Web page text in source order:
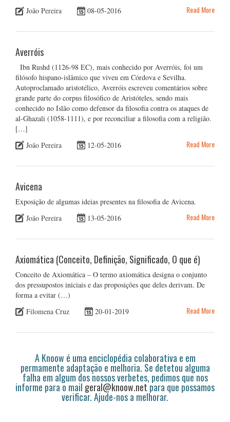
João Pereira
08-05-2016 Read More
Averróis
Ibn Rushd (1126-98 EC), mais conhecido por Averróis, foi um
filósofo hispano-islâmico que viveu em Córdova e Sevilha.
Autoproclamado aristotélico, Averróis escreveu comentários sobre
grande parte do corpus filosófico de Aristóteles, sendo mais
conhecido no Islão como defensor da filosofia contra os ataques de
al-Ghazali (1058-1111), e por reconciliar a filosofia com a religião.
[…]
João Pereira
12-05-2016 Read More
Avicena
Exposição de algumas ideias presentes na filosofia de Avicena.
João Pereira
13-05-2016 Read More
Axiomática (Conceito, Definição, Significado, O que é)
Conceito de Axiomática – O termo axiomática designa o conjunto
dos pressupostos iniciais e das proposições que deles derivam. De
forma a evitar (…)
Filomena Cruz
20-01-2019 Read More
A Knoow é uma enciclopédia colaborativa e em
permamente adaptação e melhoria. Se detetou alguma
falha em algum dos nossos verbetes, pedimos que nos
informe para o mail geral@knoow.netpara que possamos
verificar. Ajude-nos a melhorar.